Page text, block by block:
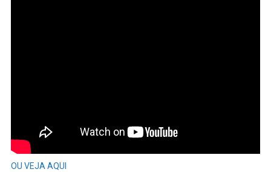
OU VEJA AQUI